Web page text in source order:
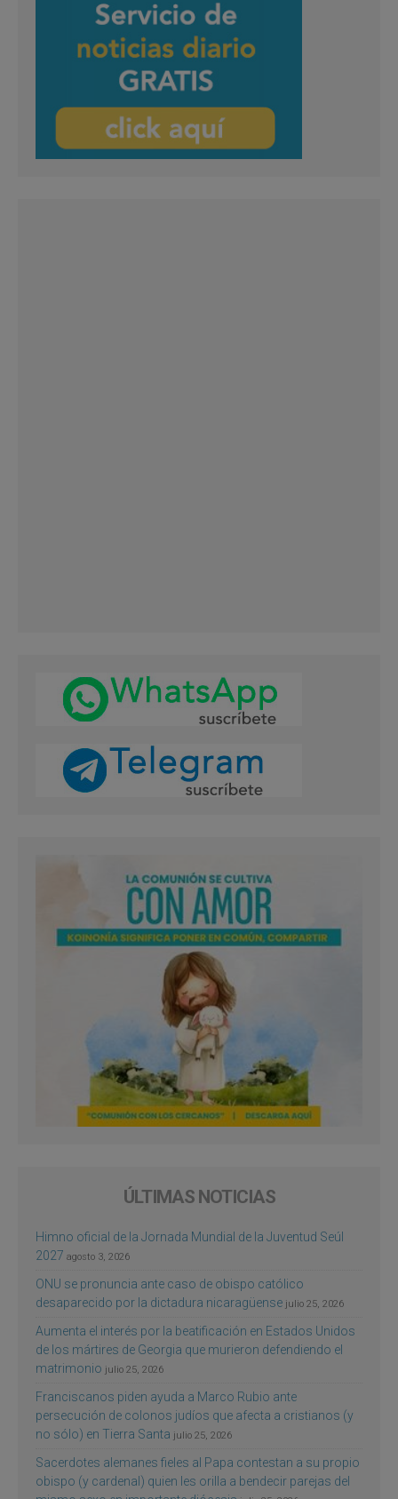
ÚLTIMAS NOTICIAS
Himno oficial de la Jornada Mundial de la Juventud Seúl
2027 agosto 3, 2026
ONU se pronuncia ante caso de obispo católico
desaparecido por la dictadura nicaragüense julio 25, 2026
Aumenta el interés por la beatificación en Estados Unidos
de los mártires de Georgia que murieron defendiendo el
matrimonio julio 25, 2026
Franciscanos piden ayuda a Marco Rubio ante
persecución de colonos judíos que afecta a cristianos (y
no sólo) en Tierra Santa julio 25, 2026
Sacerdotes alemanes fieles al Papa contestan a su propio
obispo (y cardenal) quien les orilla a bendecir parejas del